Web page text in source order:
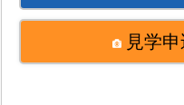
見学